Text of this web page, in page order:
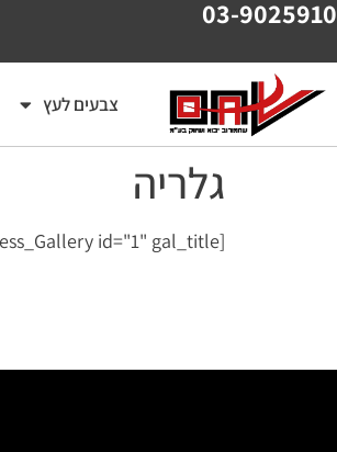
03-9025910
צבעים לעץ
גלריה
[Best_Wordpress_Gallery id="1" gal_title="עץ"]